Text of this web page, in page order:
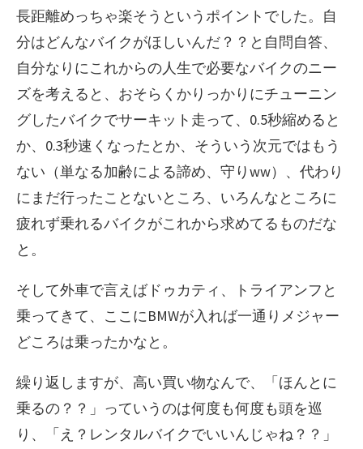
長距離めっちゃ楽そうというポイントでした。自
分はどんなバイクがほしいんだ？？と自問自答、
自分なりにこれからの人生で必要なバイクのニー
ズを考えると、おそらくかりっかりにチューニン
グしたバイクでサーキット走って、0.5秒縮めると
か、0.3秒速くなったとか、そういう次元ではもう
ない（単なる加齢による諦め、守りww）、代わり
にまだ行ったことないところ、いろんなところに
疲れず乗れるバイクがこれから求めてるものだな
と。
そして外車で言えばドゥカティ、トライアンフと
乗ってきて、ここにBMWが入れば一通りメジャー
どころは乗ったかなと。
繰り返しますが、高い買い物なんで、「ほんとに
乗るの？？」っていうのは何度も何度も頭を巡
り、「え？レンタルバイクでいいんじゃね？？」